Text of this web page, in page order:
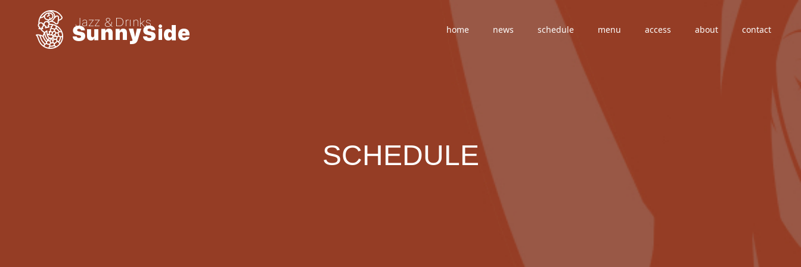
home news schedule menu access about contact
SCHEDULE